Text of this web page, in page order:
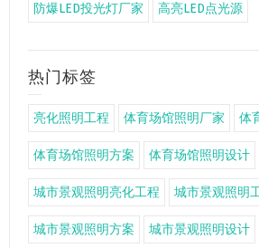
防爆LED投光灯厂家 高亮LED点光源
热门标签
亮化照明工程 体育场馆照明厂家 体
体育场馆照明方案 体育场馆照明设计
城市景观照明亮化工程 城市景观照明
城市景观照明方案 城市景观照明设计